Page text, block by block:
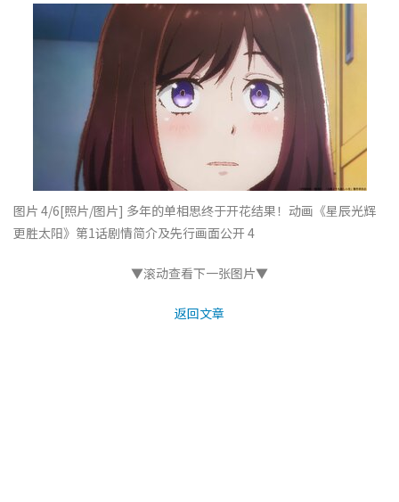
图片 4/6[照片/图片] 多年的单相思终于开花结果！动画《星辰光辉
更胜太阳》第1话剧情简介及先行画面公开 4
▼滚动查看下一张图片▼
返回文章